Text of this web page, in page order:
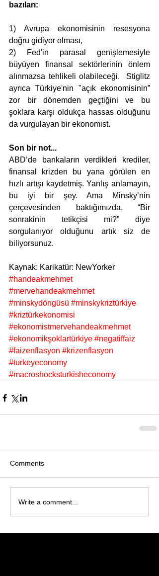
bazıları:
1) Avrupa ekonomisinin resesyona
doğru gidiyor olması,
2) Fed'in parasal genişlemesiyle
büyüyen finansal sektörlerinin önlem
alınmazsa tehlikeli olabileceği.  Stiglitz
ayrıca Türkiye'nin "açık ekonomisinin”
zor bir dönemden geçtiğini ve bu
şoklara karşı oldukça hassas olduğunu
da vurgulayan bir ekonomist.
Son bir not...
ABD’de bankaların verdikleri krediler,
finansal krizden bu yana görülen en
hızlı artışı kaydetmiş. Yanlış anlamayın,
bu iyi bir şey. Ama Minsky’nin
çerçevesinden baktığımızda, “Bir
sonrakinin tetikçisi mi?” diye
sorgulanıyor olduğunu artık siz de
biliyorsunuz.
Kaynak: Karikatür: NewYorker
#handeakmehmet
#mervehandeakmehmet
#minskydöngüsü #minskykriztürkiye
#kriztürkekonomisi
#ekonomistmervehandeakmehmet
#ekonomikşoklartürkiye #negatiffaiz
#faizenflasyon #krizenflasyon
#turkeyeconomy
#macroshocksturkisheconomy
Comments
Write a comment...